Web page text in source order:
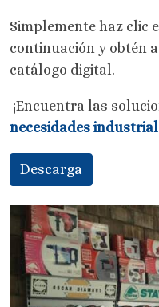
Simplemente haz clic
continuación y obtén
catálogo digital.
¡Encuentra las
necesidades
Descarga